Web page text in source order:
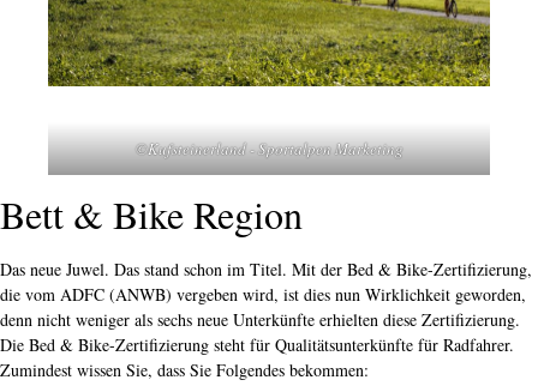
©Kufsteinerland - Sportalpen Marketing
Bett & Bike Region
Das neue Juwel. Das stand schon im Titel. Mit der Bed & Bike-Zertifizierung,
die vom ADFC (ANWB) vergeben wird, ist dies nun Wirklichkeit geworden,
denn nicht weniger als sechs neue Unterkünfte erhielten diese Zertifizierung.
Die Bed & Bike-Zertifizierung steht für Qualitätsunterkünfte für Radfahrer.
Zumindest wissen Sie, dass Sie Folgendes bekommen: